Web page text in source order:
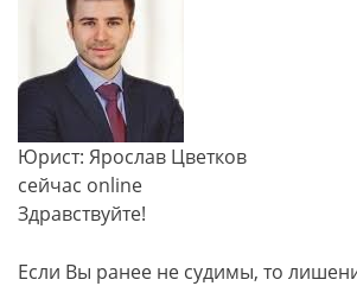
Юрист: Ярослав Цветков
сейчас online
Здравствуйте!
Если Вы ранее не судимы, то